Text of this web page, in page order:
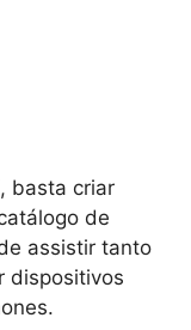
, basta criar
de
assistir tanto
dispositivos